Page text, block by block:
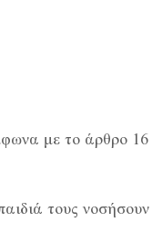
με το άρθρο 16
τους νοσήσουν